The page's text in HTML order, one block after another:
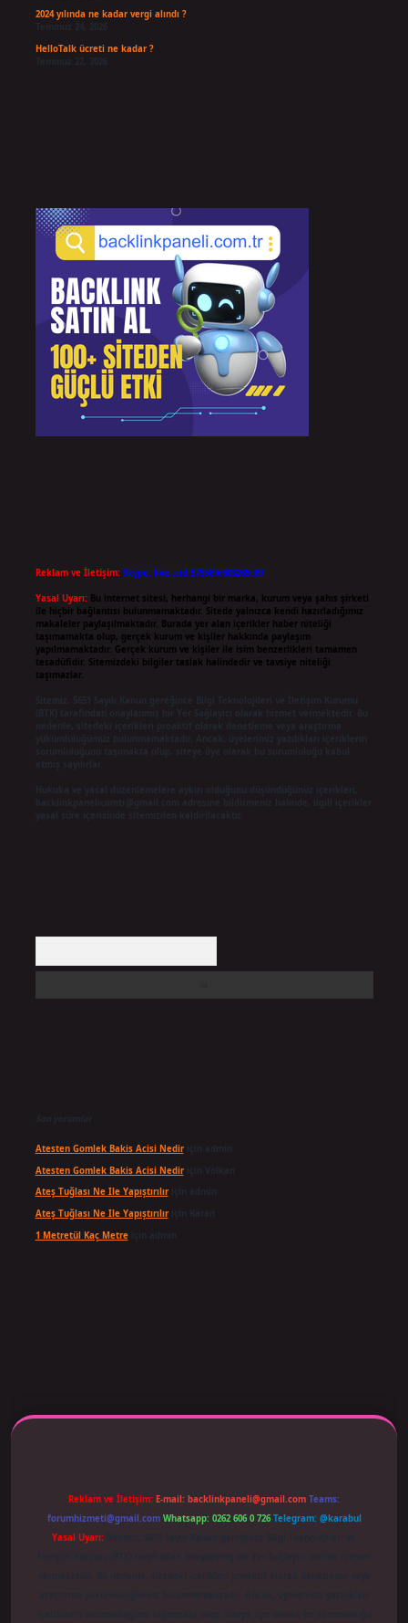
2024 yılında ne kadar vergi alındı ?
HelloTalk ücreti ne kadar ?
Reklam ve İletişim: Skype: live:.cid.575569c608265c69
Yasal Uyarı: Bu internet sitesi, herhangi bir marka, kurum veya şahıs şirketi
ile hiçbir bağlantısı bulunmamaktadır. Sitede yalnızca kendi hazırladığımız
makaleler paylaşılmaktadır. Burada yer alan içerikler haber niteliği
taşımamakta olup, gerçek kurum ve kişiler hakkında paylaşım
yapılmamaktadır. Gerçek kurum ve kişiler ile isim benzerlikleri tamamen
tesadüfidir. Sitemizdeki bilgiler taslak halindedir ve tavsiye niteliği
taşımazlar.
Sitemiz, 5651 Sayılı Kanun gereğince Bilgi Teknolojileri ve İletişim Kurumu
(BTK) tarafından onaylanmış bir Yer Sağlayıcı olarak hizmet vermektedir. Bu
nedenle, sitedeki içerikleri proaktif olarak denetleme veya araştırma
yükümlülüğümüz bulunmamaktadır. Ancak, üyelerimiz yazdıkları içeriklerin
Hukuka ve yasal düzenlemelere aykırı olduğunu düşündüğünüz içerikleri,
Son yorumlar
Atesten Gomlek Bakis Acisi Nediriçin
Atesten Gomlek Bakis Acisi Nediriçin
Ateş Tuğlası Ne Ile Yapıştırılıriçin
Ateş Tuğlası Ne Ile Yapıştırılıriçin
1 Metretül Kaç Metreiçin
Reklam ve İletişim: E-mail: backlinkpaneli@gmail.com Teams:
forumhizmeti@gmail.com Whatsapp: 0262 606 0 726 Telegram: @karabul
Yasal Uyarı: